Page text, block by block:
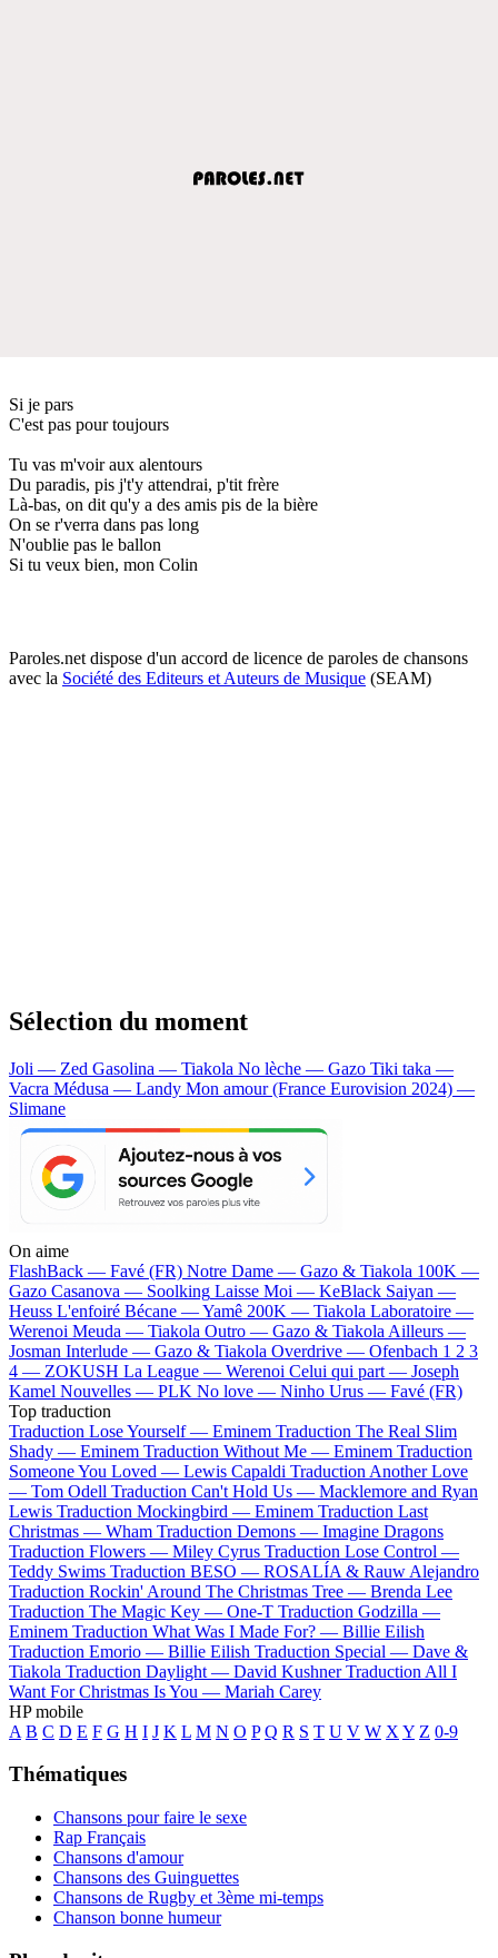
Si je pars
C'est pas pour toujours
Tu vas m'voir aux alentours
Du paradis, pis j't'y attendrai, p'tit frère
Là-bas, on dit qu'y a des amis pis de la bière
On se r'verra dans pas long
N'oublie pas le ballon
Si tu veux bien, mon Colin
Paroles.net dispose d'un accord de licence de paroles de chansons
avec la Société des Editeurs et Auteurs de Musique (SEAM)
Sélection du moment
Joli — Zed Gasolina — Tiakola No lèche — Gazo Tiki taka —
Vacra Médusa — Landy Mon amour (France Eurovision 2024) —
Slimane
On aime
FlashBack — Favé (FR) Notre Dame — Gazo & Tiakola 100K —
Gazo Casanova — Soolking Laisse Moi — KeBlack Saiyan —
Heuss L'enfoiré Bécane —Yamê 200K — Tiakola Laboratoire —
Werenoi Meuda — Tiakola Outro — Gazo & Tiakola Ailleurs —
Josman Interlude — Gazo & Tiakola Overdrive — Ofenbach 1 2 3
4 — ZOKUSH La League — Werenoi Celui qui part — Joseph
Kamel Nouvelles — PLK No love — Ninho Urus — Favé (FR)
Top traduction
Traduction Lose Yourself — Eminem Traduction The Real Slim
Shady — Eminem Traduction Without Me — Eminem Traduction
Someone You Loved — Lewis Capaldi Traduction Another Love
— Tom Odell Traduction Can't Hold Us — Macklemore and Ryan
Lewis Traduction Mockingbird — Eminem Traduction Last
Christmas — Wham Traduction Demons — Imagine Dragons
Traduction Flowers — Miley Cyrus Traduction Lose Control —
Teddy Swims Traduction BESO — ROSALÍA & Rauw Alejandro
Traduction Rockin' Around The Christmas Tree — Brenda Lee
Traduction The Magic Key — One-T Traduction Godzilla —
Eminem Traduction What Was I Made For? — Billie Eilish
Traduction Emorio — Billie Eilish Traduction Special — Dave &
Tiakola Traduction Daylight — David Kushner Traduction All I
Want For Christmas Is You — Mariah Carey
HP mobile
A B C D E F G H I J K L M N O P Q R S T U V W X Y Z 0-9
Thématiques
Chansons pour faire le sexe
Rap Français
Chansons d'amour
Chansons des Guinguettes
Chansons de Rugby et 3ème mi-temps
Chanson bonne humeur